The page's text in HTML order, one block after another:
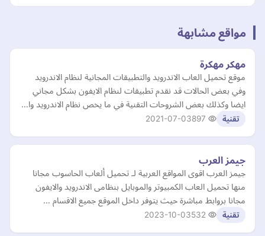
مواقع مشابهة
مهكر مهكرة
موقع تحميل العاب الاندرويد والتطبيقات المجانية لنظام الاندرويد
وفي بعض الحالات قد نقدم تطبيقات لنظام الايفون بشكل مجاني
ايضا وكذلك بعض الشروحات التقنية في ما يخص نظام الاندرويد وا…
تقنية 2021-07-03
جيمز العرب
جيمز العرب اقوى المواقع العربية لـ تحميل ألعاب الحاسوب مجانا
منها تحميل العاب الكمبيوتر والموبايل بنظامى الاندرويد والايفون
مجانا بروابط مباشرة حيث يتوفر داخل الموقع جميع الاقسام …
تقنية 2023-10-03